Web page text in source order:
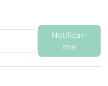
Notificar-
me